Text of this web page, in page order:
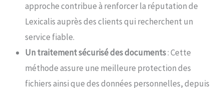
approche contribue à renforcer la réputation de
Lexicalis auprès des clients qui recherchent un
service fiable.
Un traitement sécurisé des documents: Cette
méthode assure une meilleure protection des
fichiers ainsi que des données personnelles, depuis